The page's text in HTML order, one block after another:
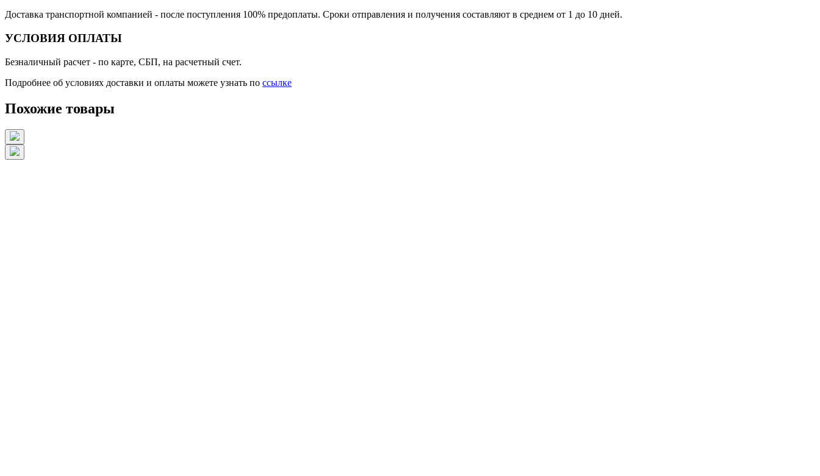
Доставка транспортной компанией - после поступления 100% предоплаты. Сроки отправления и получения составляют в среднем от 1 до 10 дней.
УСЛОВИЯ ОПЛАТЫ
Безналичный расчет - по карте, СБП, на расчетный счет.
Подробнее об условиях доставки и оплаты можете узнать по ссылке
Похожие товары